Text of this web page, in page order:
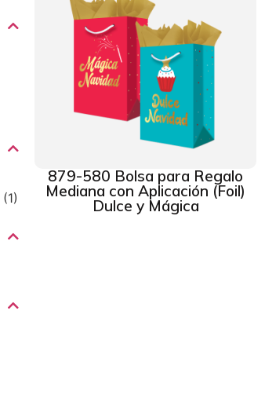
(1)
879-580 Bolsa para Regalo
Mediana con Aplicación (Foil)
Dulce y Mágica